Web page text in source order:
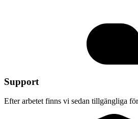
Support
Efter arbetet finns vi sedan tillgängliga